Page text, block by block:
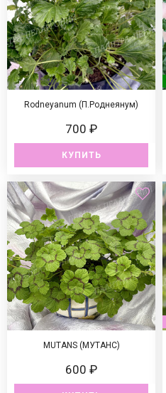
Rodneyanum (П.Роднеянум)
700 ₽
КУПИТЬ
MUTANS (МУТАНС)
600 ₽